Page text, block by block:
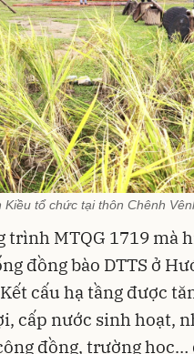
tổ chức tại thôn Chênh
trình MTQG 1719 mà
đồng bào DTTS ở
cấu hạ tầng được
cấp nước sinh hoạt,
đồng, trường học…